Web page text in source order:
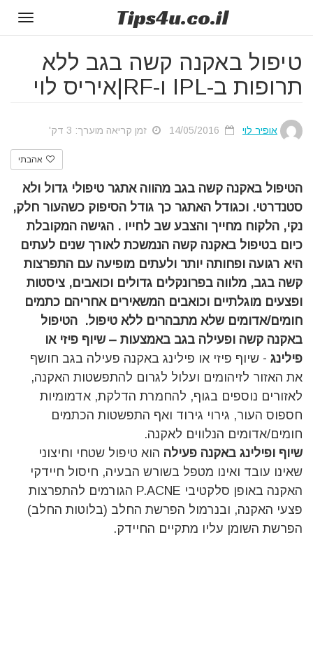
Tips4u.co.il
טיפול באקנה קשה בגב ללא
תרופות ב-IPL ו-RF|איריס לוי
אופיר לוי זמן קריאה מוערך: 3 דק'
אהבתי
הטיפול באקנה קשה בגב מהווה אתגר טיפולי גדול ולא
סטנדרטי. וכגודל האתגר כך גודל הסיפוק כשהעור חלק,
נקי, הלקוח מחייך והצבע שב לחייו . הגישה המקובלת
כיום בטיפול באקנה קשה הנמשכת לאורך שנים לעתים
היא רגועה ופחותה יותר ולעתים מופיעה עם התפרצות
קשה בגב, מלווה בפרונקלים גדולים וכואבים, ציסטות
ופצעים מוגלתיים וכואבים המשאירים אחריהם כתמים
חומים/אדומים שלא מתבהרים ללא טיפול. הטיפול
באקנה קשה ופעילה בגב באמצעות – שיוף פיזי או
פילינג - שיוף פיזי או פילינג באקנה פעילה בגב חושף
את האזור לזיהומים ועלול לגרום להתפשטות האקנה,
לאזורים נוספים בגוף, להחמרת הדלקת, אדמומיות
חספוס העור, גירוי גירוד ואף התפשטות הכתמים
חומים/אדומים הנלווים לאקנה.
שיוף ופילינג באקנה פעילה הוא טיפול שטחי וחיצוני
שאינו עובד ואינו מטפל בשורש הבעיה, חיסול חיידקי
האקנה באופן סלקטיבי P.ACNE הגורמים להתפרצות
פצעי האקנה, ובנרמול הפרשת החלב (בלוטות החלב)
הפרשת השומן עליו מתקיים החיידק.